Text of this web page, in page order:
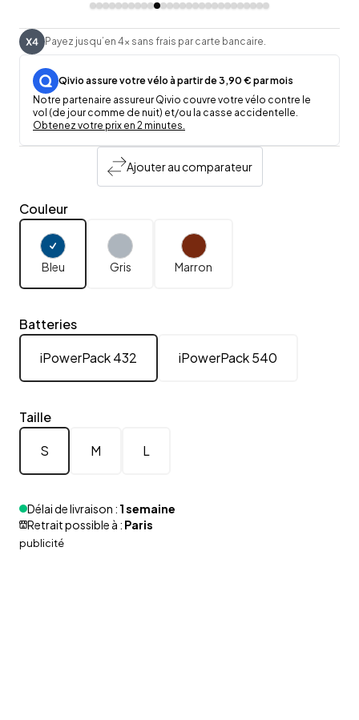
Payez jusqu’en 4x sans frais par carte bancaire.
Qivio assure votre vélo à partir de 3,90 € par mois
Notre partenaire assureur Qivio couvre votre vélo contre le
vol (de jour comme de nuit) et/ou la casse accidentelle.
Obtenez votre prix en 2 minutes.
Ajouter au comparateur
Couleur
Bleu Gris Marron
Batteries
iPowerPack 432
iPowerPack 540
Taille
S
M L
Délai de livraison : 1 semaine
Retrait possible à : Paris
publicité